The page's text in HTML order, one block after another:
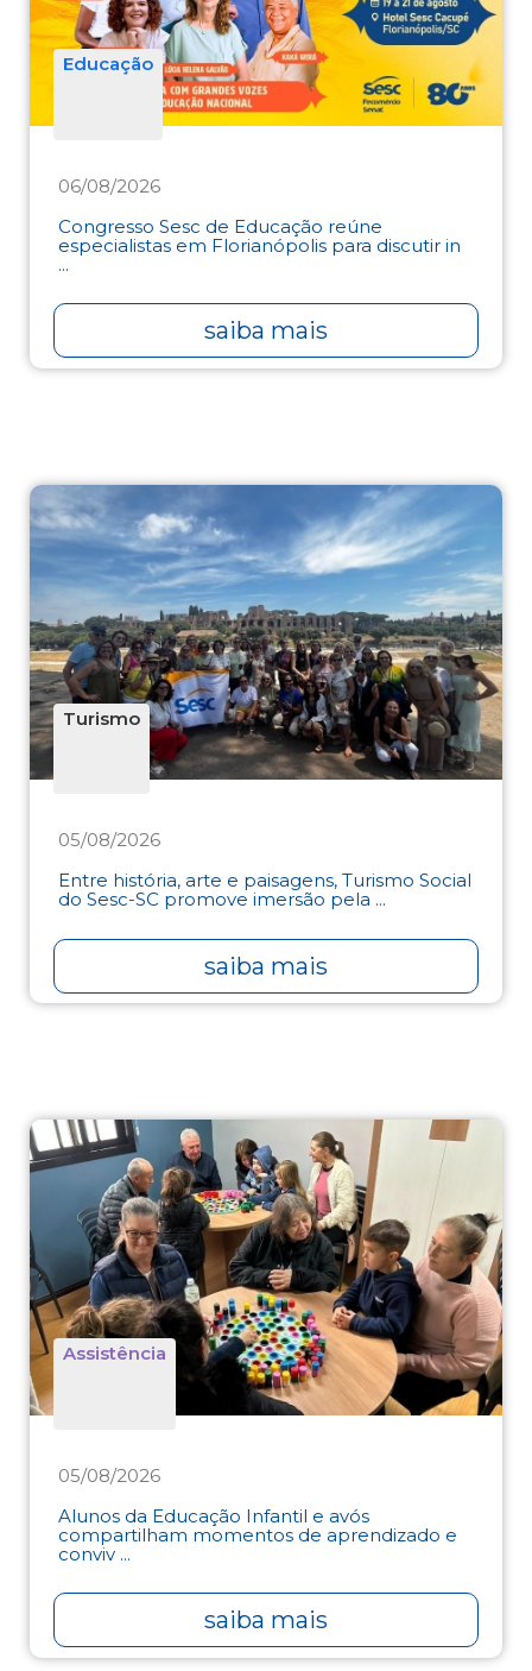
Educação
06/08/2026
Congresso Sesc de Educação reúne
especialistas em Florianópolis para discutir in
...
saiba mais
Turismo
05/08/2026
Entre história, arte e paisagens, Turismo Social
do Sesc-SC promove imersão pela ...
saiba mais
Assistência
05/08/2026
Alunos da Educação Infantil e avós
compartilham momentos de aprendizado e
conviv ...
saiba mais